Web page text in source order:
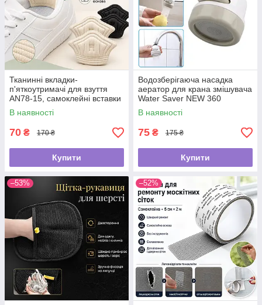
Тканинні вкладки-
п'яткоутримачі для взуття
AN78-15, самоклейні вставки
від натирання та мозолів, для
зменшення розміру взуття
В наявності
70 ₴ 170 ₴
Купити
Водозберігаюча насадка
аератор для крана змішувача
Water Saver NEW 360
В наявності
75 ₴ 175 ₴
Купити
–53% –52%